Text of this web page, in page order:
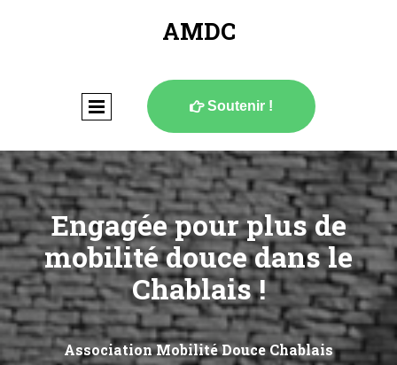
AMDC
Soutenir !
Engagée pour plus de
mobilité douce dans le
Chablais !
Association Mobilité Douce Chablais